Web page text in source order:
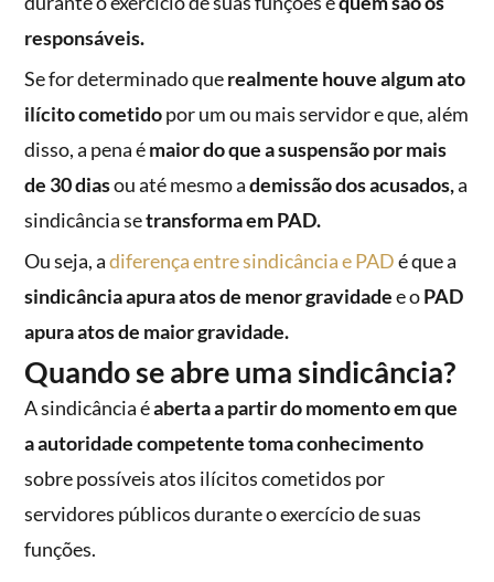
responsáveis.
Se for determinado querealmente houve algum ato
ilícito cometidopor um ou mais servidor e que, além
disso, a pena émaior do que a suspensão por mais
de 30 diasou até mesmo ademissão dos acusados,a
sindicância setransforma em PAD.
Ou seja, adiferença entre sindicância e PADé que a
sindicância apura atos de menor gravidadee oPAD
apura atos de maior gravidade.
Quando se abre uma sindicância?
A sindicância éaberta a partir do momento em que
a autoridade competente toma conhecimento
sobre possíveis atos ilícitos cometidos por
servidores públicos durante o exercício de suas
funções.